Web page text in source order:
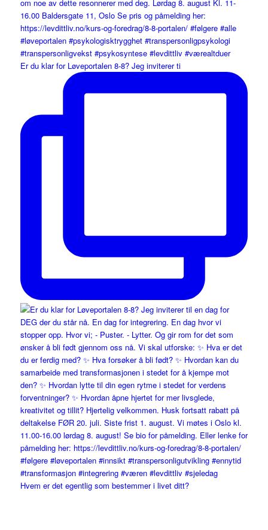
Er du klar for Løveportalen 8-8? Jeg inviterer ti
Hvem er det egentlig som bestemmer i livet ditt?